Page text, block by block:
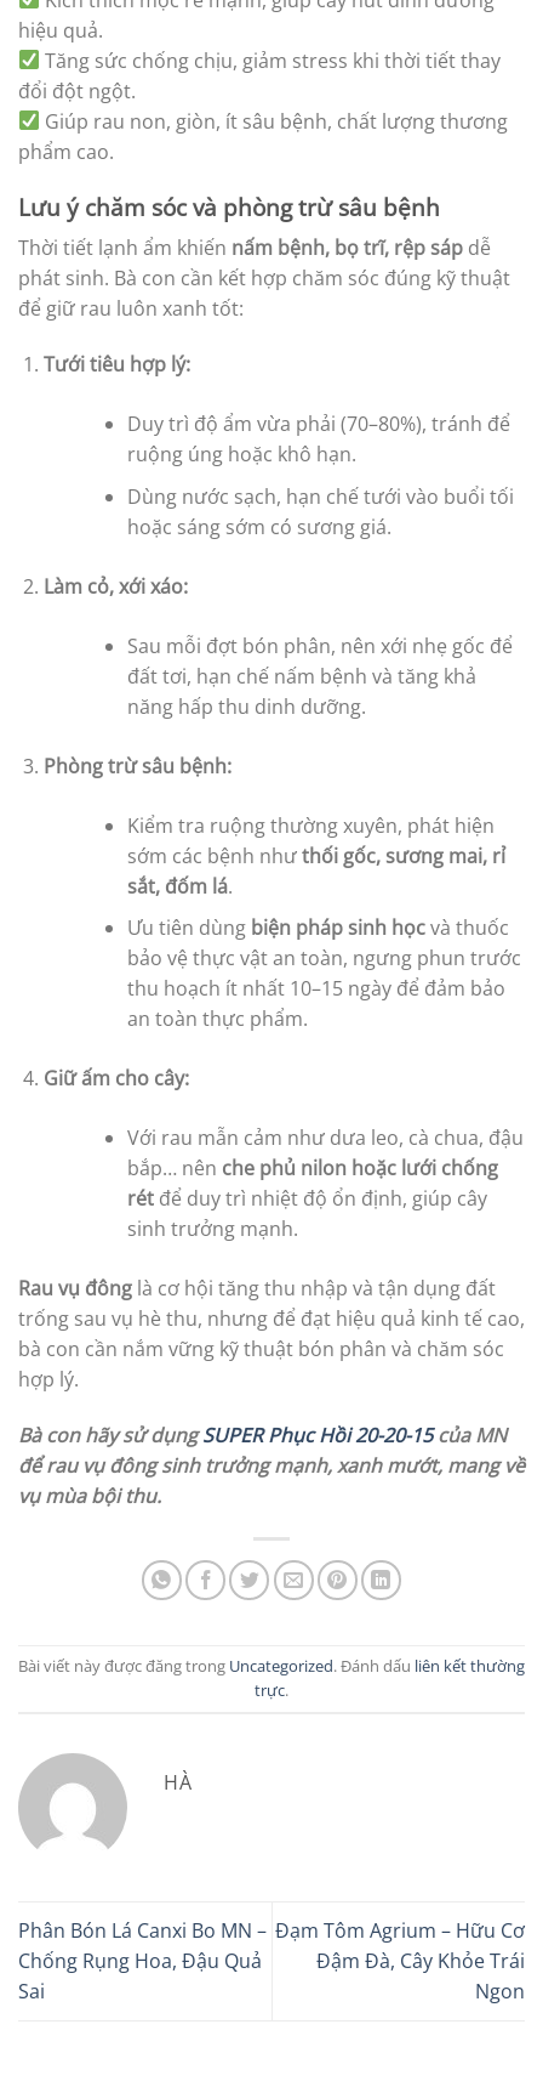
hiệu quả.
Tăng sức chống chịu, giảm stress khi thời tiết thay
đổi đột ngột.
Giúp rau non, giòn, ít sâu bệnh, chất lượng thương
phẩm cao.
Lưu ý chăm sóc và phòng trừ sâu bệnh
Thời tiết lạnh ẩm khiến nấm bệnh, bọ trĩ, rệp sáp dễ
phát sinh. Bà con cần kết hợp chăm sóc đúng kỹ thuật
để giữ rau luôn xanh tốt:
Tưới tiêu hợp lý:
Duy trì độ ẩm vừa phải (70–80%), tránh để
ruộng úng hoặc khô hạn.
Dùng nước sạch, hạn chế tưới vào buổi tối
hoặc sáng sớm có sương giá.
Làm cỏ, xới xáo:
Sau mỗi đợt bón phân, nên xới nhẹ gốc để
đất tơi, hạn chế nấm bệnh và tăng khả
năng hấp thu dinh dưỡng.
Phòng trừ sâu bệnh:
Kiểm tra ruộng thường xuyên, phát hiện
sớm các bệnh nhưthối gốc, sương mai, rỉ
sắt, đốm lá.
Ưu tiên dùng biện pháp sinh họcvà thuốc
bảo vệ thực vật an toàn, ngưng phun trước
thu hoạch ít nhất 10–15 ngày để đảm bảo
an toàn thực phẩm.
Giữ ấm cho cây:
Với rau mẫn cảm như dưa leo, cà chua, đậu
bắp… nên che phủ nilon hoặc lưới chống
rétđể duy trì nhiệt độ ổn định, giúp cây
sinh trưởng mạnh.
Rau vụ đông là cơ hội tăng thu nhập và tận dụng đất
trống sau vụ hè thu, nhưng để đạt hiệu quả kinh tế cao,
bà con cần nắm vững kỹ thuật bón phân và chăm sóc
hợp lý.
Bà con hãy sử dụngSUPER Phục Hồi 20-20-15của MN
để rau vụ đông sinh trưởng mạnh, xanh mướt, mang về
vụ mùa bội thu.
Bài viết này được đăng trong Uncategorized. Đánh dấu liên kết thường
trực.
HÀ
Phân Bón Lá Canxi Bo MN –
Chống Rụng Hoa, Đậu Quả
Sai
Đạm Tôm Agrium – Hữu Cơ
Đậm Đà, Cây Khỏe Trái
Ngon